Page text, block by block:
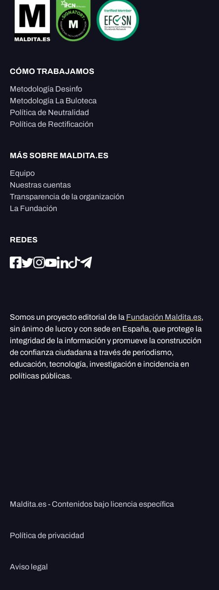
CÓMO TRABAJAMOS
Metodología Desinfo
Metodología La Buloteca
Política de Neutralidad
Política de Rectificación
MÁS SOBRE MALDITA.ES
Equipo
Nuestras cuentas
Transparencia de la organización
La Fundación
REDES
Somos un proyecto editorial de la Fundación Maldita.es,
sin ánimo de lucro y con sede en España, que protege la
integridad de la información y promueve la construcción
de confianza ciudadana a través de periodismo,
educación, tecnología, investigación e incidencia en
políticas públicas.
Maldita.es - Contenidos bajo licencia específica
Política de privacidad
Aviso legal